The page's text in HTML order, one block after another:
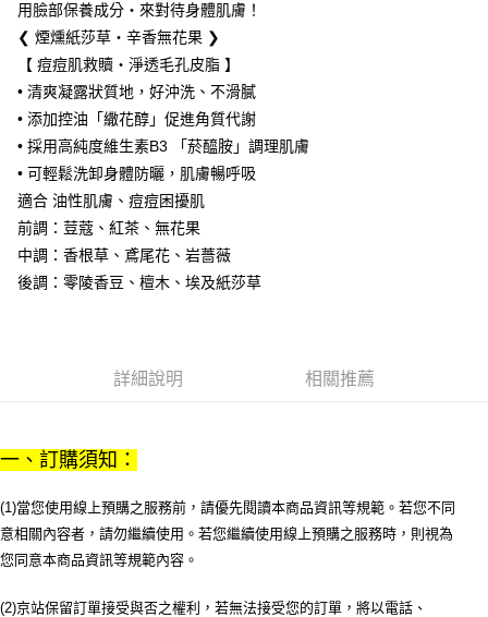
大哥付你分期
相關說明
【大哥付你分期使用說明】
1.本服務由台灣大哥大提供，台灣大哥大用戶可立即使用無須另外申請。
2.付款方式選擇「大哥付你分期」，訂單成立後會自動跳轉到大哥付的交易
流程，驗證手機門號後，選擇欲分期的期數、繳款截止日，確認付款後即完
成交易。
3.實際核准額度、可分期數及費用金額請依後續交易確認頁面所載為準。
消。如遇「轉專審核」未通過狀況，表示未達大哥付你分期系統評分，恕無
法說明評估內容。
【繳款方式說明】
1.分期款項不併入電信帳單，「大哥付你分期」於每月結算日後寄送繳費提
醒簡訊。
1.本服務係由「台灣大哥大股份有限公司」（以下簡稱本公司）所提供，讓
資料（包含姓名、電話或地址）提供予台灣大哥大進項蒐集、處理及利用，
3.完整用戶服務條款，請詳閱以下連結：https://oppay.tw/userRule
AFTEE先享後付
相關說明
【關於「AFTEE先享後付」】
AFTEE先享後付是「在收到商品之後才付款」的支付方式。 讓您購物簡單
便利好安心！
１．簡單：不需註冊會員、不需綁卡、不需儲值。
３．安心：先確認商品／服務後，再付款。
【「AFTEE先享後付」結帳流程】
１．於結帳方式選擇「AFTEE先享後付」後，將跳轉至「AFTEE先享後付」
ATM／網路銀行／等多元方式進行付款，方視為交易完成。
※ 交易是否成功請以「AFTEE先享後付 」之結帳頁面顯示為準，若有關於
是否繳費成功／繳費後需取消欲退款等相關疑問，請聯繫「AFTEE先享後付
【注意事項】
１．透過由恩沛科技股份有限公司提供之「AFTEE先享後付」服務完成之交
易，需依本服務之必要範圍內提供個人資料，並將交易相關給付款項請求債
２．關於個人資料處理事宜，請瀏覽以下網址：
ATM付款
運送方式
每筆NT$70，滿NT$899(含以上)免運費
京站台北店客服中心(1F星巴克旁) 即日起不提供京站紙袋，取件時
免運費
用臉部保養成分・來對待身體肌膚！
❮ 煙燻紙莎草・辛香無花果 ❯
【 痘痘肌救贖・淨透毛孔皮脂 】
• 清爽凝露狀質地，好沖洗、不滑膩
• 添加控油「繖花醇」促進角質代謝
• 採用高純度維生素B3 「菸醯胺」調理肌膚
• 可輕鬆洗卸身體防曬，肌膚暢呼吸
適合 油性肌膚、痘痘困擾肌
前調：荳蔻、紅茶、無花果
中調：香根草、鳶尾花、岩薔薇
後調：零陵香豆、檀木、埃及紙莎草
詳細說明 相關推薦
一、訂購須知：
(1)當您使用線上預購之服務前，請優先閱讀本商品資訊等規範。若您不同
意相關內容者，請勿繼續使用。若您繼續使用線上預購之服務時，則視為
您同意本商品資訊等規範內容。
(2)京站保留訂單接受與否之權利，若無法接受您的訂單，將以電話、